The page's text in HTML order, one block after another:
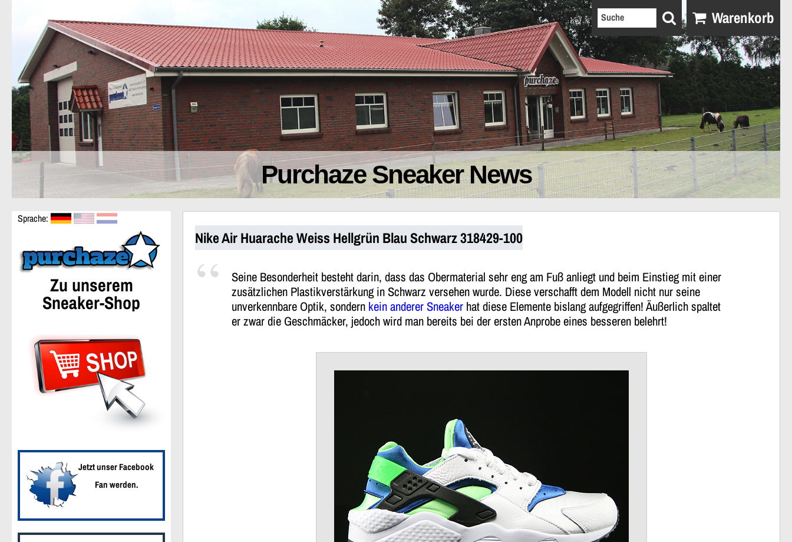
Purchaze Sneaker News
Warenkorb
Sprache:
Zu unserem
Sneaker-Shop
Jetzt unser Facebook
Fan werden.
Nike Air Huarache Weiss Hellgrün Blau Schwarz 318429-100
Seine Besonderheit besteht darin, dass das Obermaterial sehr eng am Fuß anliegt und beim Einstieg mit einer
zusätzlichen Plastikverstärkung in Schwarz versehen wurde. Diese verschafft dem Modell nicht nur seine
unverkennbare Optik, sondern kein anderer Sneaker hat diese Elemente bislang aufgegriffen! Äußerlich spaltet
er zwar die Geschmäcker, jedoch wird man bereits bei der ersten Anprobe eines besseren belehrt!